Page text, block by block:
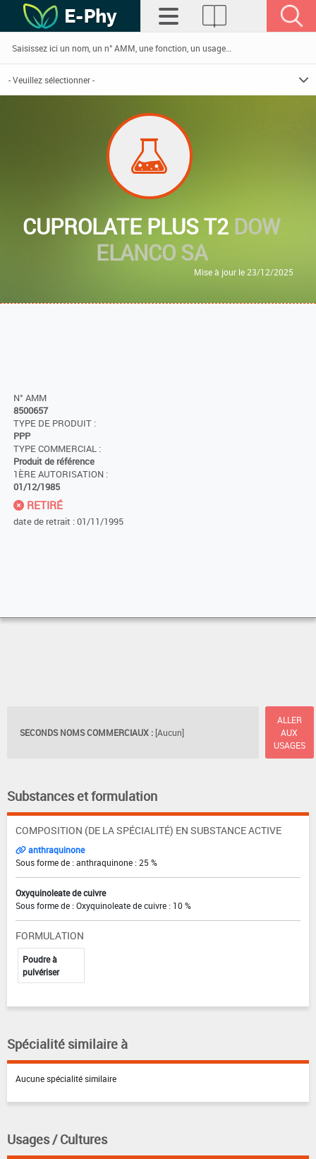
CUPROLATE PLUS T2 DOW
ELANCO SA
Mise à jour le 23/12/2025
N° AMM
8500657
TYPE DE PRODUIT :
PPP
TYPE COMMERCIAL :
Produit de référence
1ÈRE AUTORISATION :
01/12/1985
RETIRÉ
date de retrait : 01/11/1995
SECONDS NOMS COMMERCIAUX : [Aucun]
ALLER
AUX
USAGES
Substances et formulation
COMPOSITION (DE LA SPÉCIALITÉ) EN SUBSTANCE ACTIVE
anthraquinone
Sous forme de : anthraquinone : 25 %
Oxyquinoleate de cuivre
Sous forme de : Oxyquinoleate de cuivre : 10 %
FORMULATION
Poudre à
pulvériser
Spécialité similaire à
Aucune spécialité similaire
Usages / Cultures